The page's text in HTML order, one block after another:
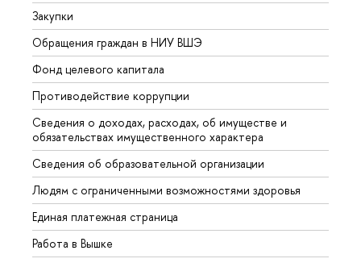
Закупки
Обращения граждан в НИУ ВШЭ
Фонд целевого капитала
Противодействие коррупции
Сведения о доходах, расходах, об имуществе и
обязательствах имущественного характера
Сведения об образовательной организации
Людям с ограниченными возможностями здоровья
Единая платежная страница
Работа в Вышке